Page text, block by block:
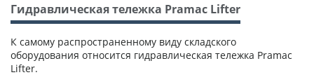
Гидравлическая тележка Pramac Lifter
К самому распространенному виду складского
оборудования относится гидравлическая тележка Pramac
Lifter.